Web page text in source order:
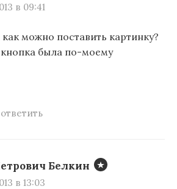
в 09:41
можно поставить картинку?
была по-моему
Белкин
в 13:03